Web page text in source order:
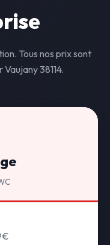
Tous nos prix sont
38114.